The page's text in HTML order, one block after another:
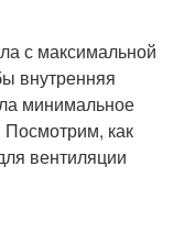
с максимальной
внутренняя
минимальное
как
вентиляции